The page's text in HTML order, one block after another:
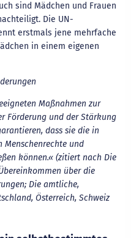
sind Mädchen und Frauen
Die UN-
erstmals jene mehrfache
in einem eigenen
Maßnahmen zur
Förderung und der Stärkung
dass sie die in
Menschenrechte und
können.« (zitiert nach Die
über die
Die amtliche,
Österreich, Schweiz